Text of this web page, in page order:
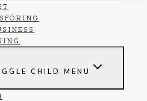
CHILD MENU